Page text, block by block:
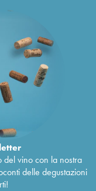
del vino con la nostra
delle degustazioni